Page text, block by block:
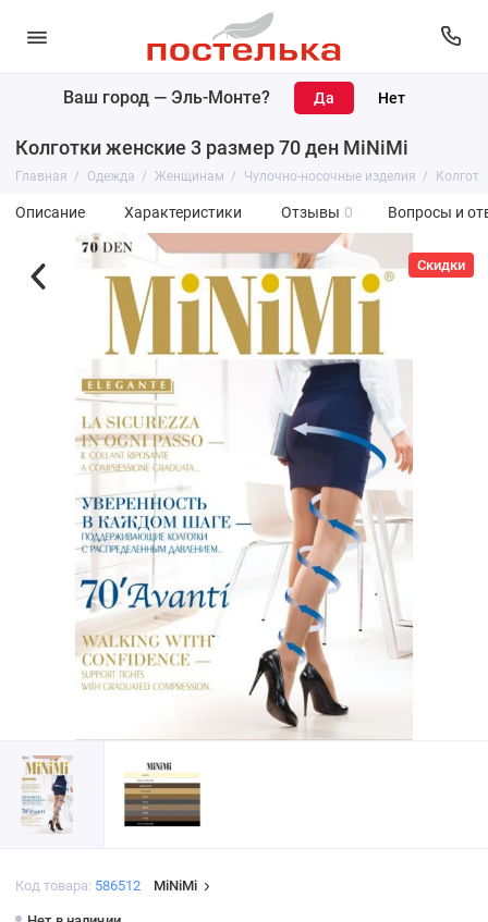
Ваш город — Эль-Монте?
Колготки женские 3 размер 70 ден MiNiMi
Главная Одежда Женщинам Чулочно-носочные изделия
Описание Характеристики Отзывы 0 Вопросы и
Скидки
Код товара: 586512 MiNiMi